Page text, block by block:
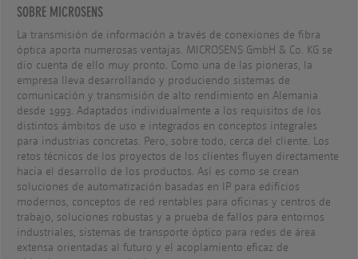
SOBRE MICROSENS
La transmisión de información a través de conexiones de fibra
óptica aporta numerosas ventajas. MICROSENS GmbH & Co. KG se
dio cuenta de ello muy pronto. Como una de las pioneras, la
empresa lleva desarrollando y produciendo sistemas de
comunicación y transmisión de alto rendimiento en Alemania
desde 1993. Adaptados individualmente a los requisitos de los
distintos ámbitos de uso e integrados en conceptos integrales
para industrias concretas. Pero, sobre todo, cerca del cliente. Los
retos técnicos de los proyectos de los clientes fluyen directamente
hacia el desarrollo de los productos. Así es como se crean
soluciones de automatización basadas en IP para edificios
modernos, conceptos de red rentables para oficinas y centros de
trabajo, soluciones robustas y a prueba de fallos para entornos
industriales, sistemas de transporte óptico para redes de área
extensa orientadas al futuro y el acoplamiento eficaz de